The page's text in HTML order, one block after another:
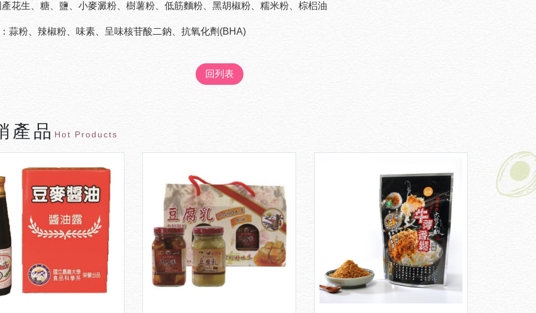
花生、糖、鹽、小麥澱粉、樹薯粉、低筋麵粉、黑胡椒粉、糯米粉、棕梠油
蒜粉、辣椒粉、味素、呈味核苷酸二鈉、抗氧化劑(BHA)
回列表
產品 Hot Products